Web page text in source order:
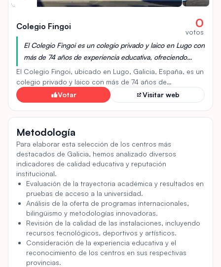
Colegio Fingoi 0
votos
El Colegio Fingoi es un colegio privado y laico en Lugo con
más de 74 años de experiencia educativa, ofreciendo
Infantil, primaria, secundaria, bachillerato y FP. Ha sido
reconocido como Centro de Referencia de Galicia por la
Universidad de La Rioja, destacando su experiencia y
metodología.
El Colegio Fingoi, ubicado en Lugo, Galicia, España, es un
colegio privado y laico con más de 74 años de
experiencia educativa. Ofrece educación a estudiantes de
todas las edades, desde educación infantil hasta la
adultez temprana, incluyendo Infantil, Primaria,
campus del Colegio Fingoi está cerca de la Capilla de
Fingoi y del centro comunitario Centro.
Votar Visitar web
Información del ranking
Metodología
Para elaborar esta selección de los centros más
destacados de Galicia, hemos analizado diversos
indicadores de calidad educativa y reputación
institucional.
Evaluación de la trayectoria académica y resultados en
pruebas de acceso a la universidad.
Análisis de la oferta de programas internacionales,
bilingüismo y metodologías innovadoras.
Revisión de la calidad de las instalaciones, incluyendo
recursos tecnológicos, deportivos y artísticos.
Consideración de la experiencia educativa y el
reconocimiento de los centros en sus respectivas
provincias.